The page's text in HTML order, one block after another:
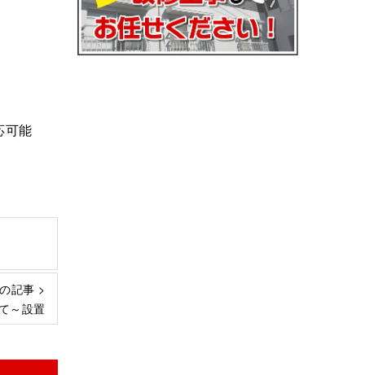
可能
記事 >
～設置